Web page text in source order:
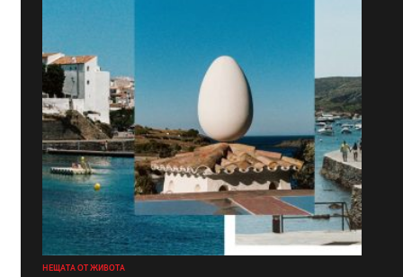
НЕЩАТА ОТ ЖИВОТА